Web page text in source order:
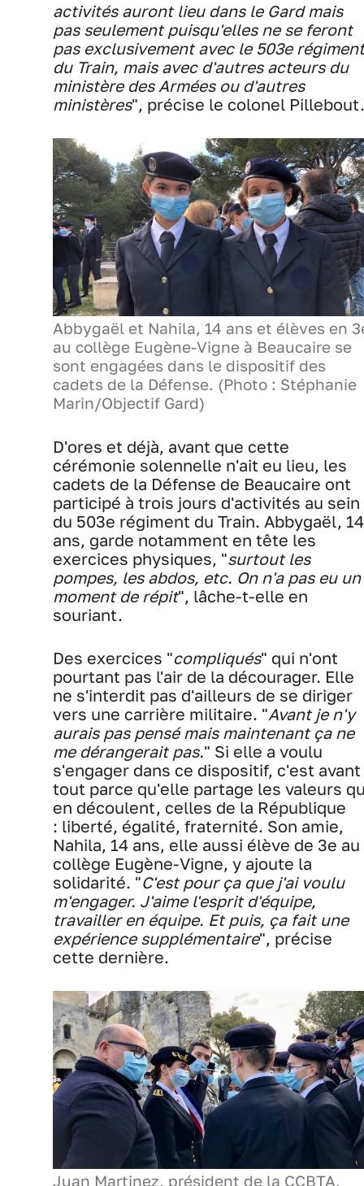
activités auront lieu dans le Gard mais
pas seulement puisqu'elles ne se feront
pas exclusivement avec le 503e régiment
du Train, mais avec d'autres acteurs du
ministère des Armées ou d'autres
ministères", précise le colonel Pillebout.
Abbygaël et Nahila, 14 ans et élèves en
au collège Eugène-Vigne à Beaucaire se
sont engagées dans le dispositif des
cadets de la Défense. (Photo : Stéphanie
Marin/Objectif Gard)
D'ores et déjà, avant que cette
cérémonie solennelle n'ait eu lieu, les
cadets de la Défense de Beaucaire ont
participé à trois jours d'activités au sein
du 503e régiment du Train. Abbygaël, 14
ans, garde notamment en tête les
exercices physiques, "surtout les
pompes, les abdos, etc. On n'a pas eu un
moment de répit", lâche-t-elle en
souriant.
Des exercices "compliqués" qui n'ont
pourtant pas l'air de la décourager. Elle
ne s'interdit pas d'ailleurs de se diriger
vers une carrière militaire. "Avant je n'y
aurais pas pensé mais maintenant ça ne
me dérangerait pas." Si elle a voulu
s'engager dans ce dispositif, c'est avant
tout parce qu'elle partage les valeurs
en découlent, celles de la République
: liberté, égalité, fraternité. Son amie,
Nahila, 14 ans, elle aussi élève de 3e au
collège Eugène-Vigne, y ajoute la
solidarité. "C'est pour ça que j'ai voulu
m'engager. J'aime l'esprit d'équipe,
travailler en équipe. Et puis, ça fait une
expérience supplémentaire", précise
cette dernière.
Juan Martinez, président de la CCBTA,